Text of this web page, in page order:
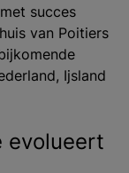
succes
van Poitiers
Ijsland
evolueert